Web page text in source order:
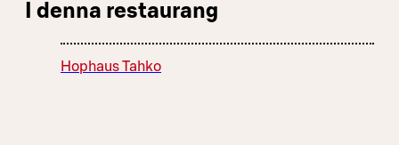
I denna restaurang
Hophaus Tahko